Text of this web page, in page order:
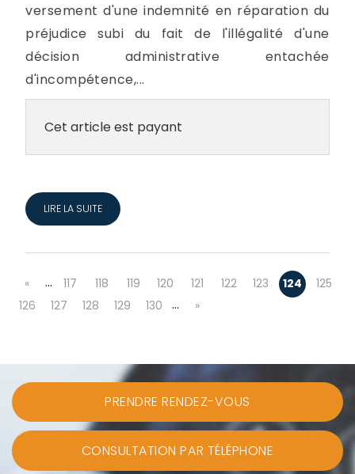
versement d'une indemnité en réparation du
préjudice subi du fait de l'illégalité d'une
décision administrative entachée
d'incompétence,...
Cet article est payant
LIRE LA SUITE
« … 117 118 119 120 121 122 123 124
125
126
127 128 129 130 … »
PRENDRE RENDEZ-VOUS
CONSULTATION PAR TÉLÉPHONE